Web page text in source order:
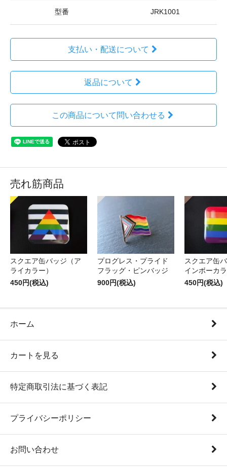
型番 JRK1001
支払い・配送について
返品について
この商品について問い合わせる
売れ筋商品
スクエア缶バッジ（ア
ライカラー）
450円(税込)
プログレス・プライド
フラッグ・ピンバッジ
900円(税込)
スクエア缶
インボーカ
450円(税込)
ホーム
カートを見る
特定商取引法に基づく表記
プライバシーポリシー
お問い合わせ